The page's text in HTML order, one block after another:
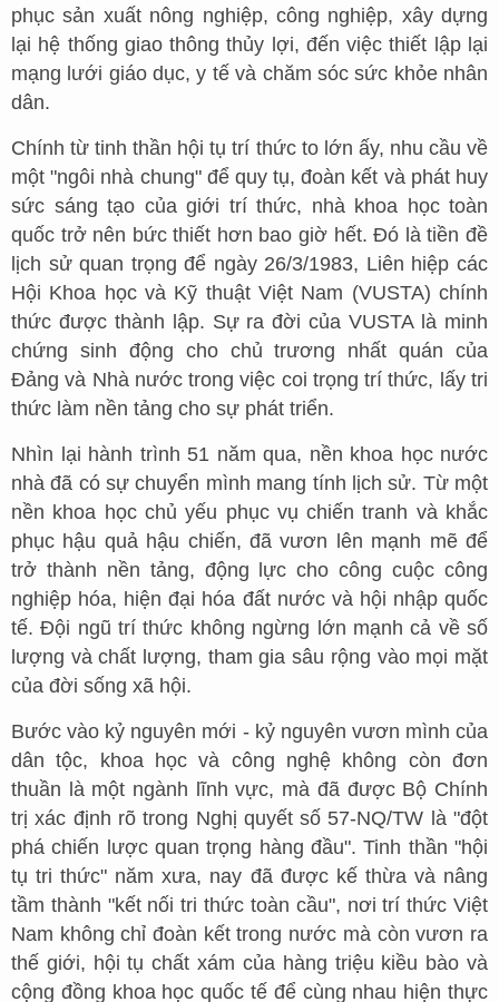
phục sản xuất nông nghiệp, công nghiệp, xây dựng
lại hệ thống giao thông thủy lợi, đến việc thiết lập lại
mạng lưới giáo dục, y tế và chăm sóc sức khỏe nhân
dân.
Chính từ tinh thần hội tụ trí thức to lớn ấy, nhu cầu về
một "ngôi nhà chung" để quy tụ, đoàn kết và phát huy
sức sáng tạo của giới trí thức, nhà khoa học toàn
quốc trở nên bức thiết hơn bao giờ hết. Đó là tiền đề
lịch sử quan trọng để ngày 26/3/1983, Liên hiệp các
Hội Khoa học và Kỹ thuật Việt Nam (VUSTA) chính
thức được thành lập. Sự ra đời của VUSTA là minh
chứng sinh động cho chủ trương nhất quán của
Đảng và Nhà nước trong việc coi trọng trí thức, lấy tri
thức làm nền tảng cho sự phát triển.
Nhìn lại hành trình 51 năm qua, nền khoa học nước
nhà đã có sự chuyển mình mang tính lịch sử. Từ một
nền khoa học chủ yếu phục vụ chiến tranh và khắc
phục hậu quả hậu chiến, đã vươn lên mạnh mẽ để
trở thành nền tảng, động lực cho công cuộc công
nghiệp hóa, hiện đại hóa đất nước và hội nhập quốc
tế. Đội ngũ trí thức không ngừng lớn mạnh cả về số
lượng và chất lượng, tham gia sâu rộng vào mọi mặt
của đời sống xã hội.
Bước vào kỷ nguyên mới - kỷ nguyên vươn mình của
dân tộc, khoa học và công nghệ không còn đơn
thuần là một ngành lĩnh vực, mà đã được Bộ Chính
trị xác định rõ trong Nghị quyết số 57-NQ/TW là "đột
phá chiến lược quan trọng hàng đầu". Tinh thần "hội
tụ tri thức" năm xưa, nay đã được kế thừa và nâng
tầm thành "kết nối tri thức toàn cầu", nơi trí thức Việt
Nam không chỉ đoàn kết trong nước mà còn vươn ra
thế giới, hội tụ chất xám của hàng triệu kiều bào và
cộng đồng khoa học quốc tế để cùng nhau hiện thực